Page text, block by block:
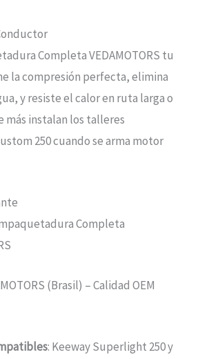
Completa VEDAMOTORS tu
la compresión perfecta, elimina
y resiste el calor en ruta larga o
más instalan los talleres
250 cuando se arma motor
Completa
(Brasil) – Calidad OEM
: Keeway Superlight 250 y